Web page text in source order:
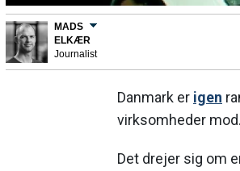
MADS
ELKÆR
Journalist
Danmark er igen
virksomheder mod.
Det drejer sig om